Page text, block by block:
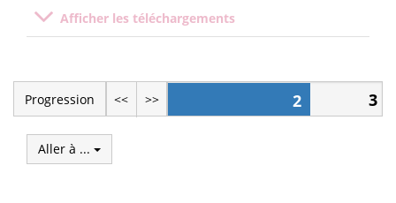
Afficher les téléchargements
Progression << >> 2 3
Aller à ...